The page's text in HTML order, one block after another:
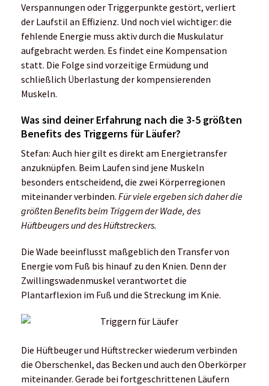
Verspannungen oder Triggerpunkte gestört, verliert
der Laufstil an Effizienz. Und noch viel wichtiger: die
fehlende Energie muss aktiv durch die Muskulatur
aufgebracht werden. Es findet eine Kompensation
statt. Die Folge sind vorzeitige Ermüdung und
schließlich Überlastung der kompensierenden
Muskeln.
Was sind deiner Erfahrung nach die 3-5 größten
Benefits des Triggerns für Läufer?
Stefan: Auch hier gilt es direkt am Energietransfer
anzuknüpfen. Beim Laufen sind jene Muskeln
besonders entscheidend, die zwei Körperregionen
miteinander verbinden. Für viele ergeben sich daher die
größten Benefits beim Triggern der Wade, des
Hüftbeugers und des Hüftstreckers.
Die Wade beeinflusst maßgeblich den Transfer von
Energie vom Fuß bis hinauf zu den Knien. Denn der
Zwillingswadenmuskel verantwortet die
Plantarflexion im Fuß und die Streckung im Knie.
Die Hüftbeuger und Hüftstrecker wiederum verbinden
die Oberschenkel, das Becken und auch den Oberkörper
miteinander. Gerade bei fortgeschrittenen Läufern